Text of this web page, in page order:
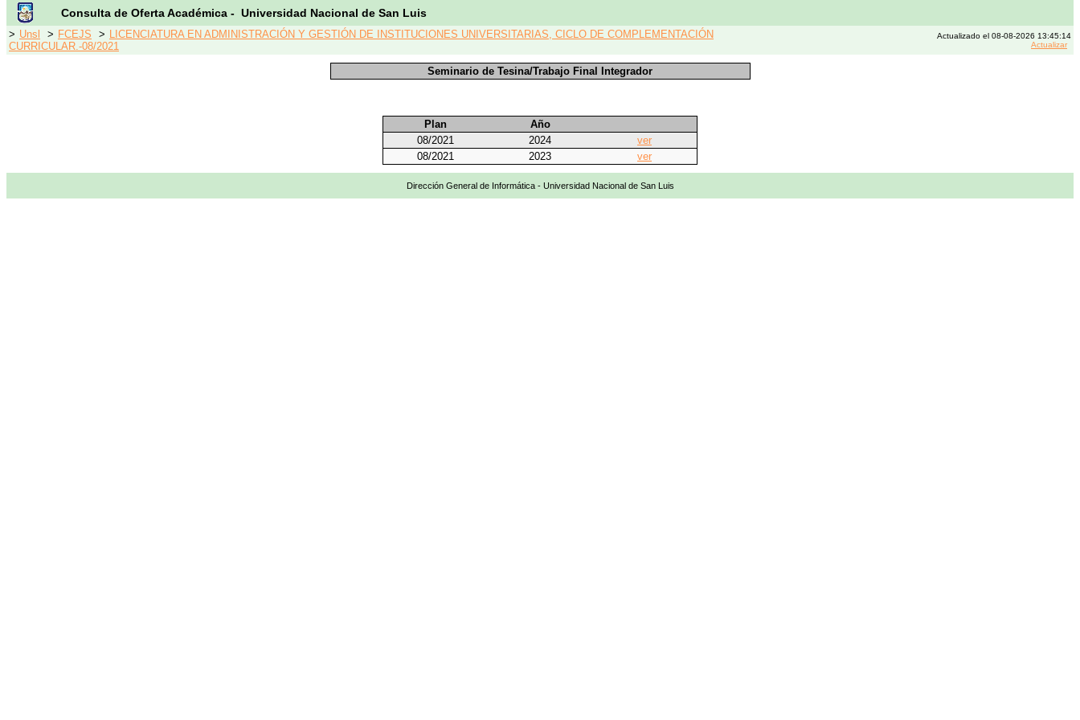
Consulta de Oferta Académica - Universidad Nacional de San Luis
> Unsl > FCEJS > LICENCIATURA EN ADMINISTRACIÓN Y GESTIÓN DE INSTITUCIONES UNIVERSITARIAS, CICLO DE COMPLEMENTACIÓN
CURRICULAR.-08/2021
Actualizado el 08-08-2026 13:45:14
Actualizar
Seminario de Tesina/Trabajo Final Integrador
Plan
Año
08/2021
2024
ver
08/2021
2023 ver
Dirección General de Informática - Universidad Nacional de San Luis